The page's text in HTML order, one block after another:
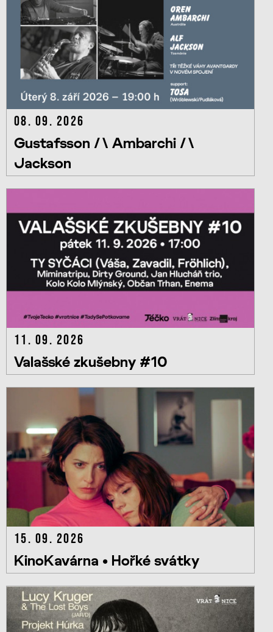
08. 09. 2026
Gustafsson /\ Ambarchi /\
Jackson
11. 09. 2026
Valašské zkušebny #10
15. 09. 2026
KinoKavárna • Hořké svátky